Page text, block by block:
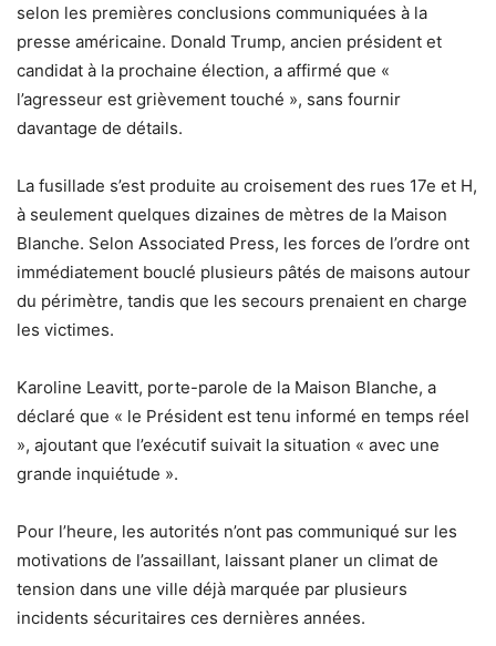
selon les premières conclusions communiquées à la
presse américaine. Donald Trump, ancien président et
candidat à la prochaine élection, a affirmé que «
l’agresseur est grièvement touché », sans fournir
davantage de détails.
La fusillade s’est produite au croisement des rues 17e et H,
à seulement quelques dizaines de mètres de la Maison
Blanche. Selon Associated Press, les forces de l’ordre ont
immédiatement bouclé plusieurs pâtés de maisons autour
du périmètre, tandis que les secours prenaient en charge
les victimes.
Karoline Leavitt, porte-parole de la Maison Blanche, a
déclaré que « le Président est tenu informé en temps réel
», ajoutant que l’exécutif suivait la situation « avec une
grande inquiétude ».
Pour l’heure, les autorités n’ont pas communiqué sur les
motivations de l’assaillant, laissant planer un climat de
tension dans une ville déjà marquée par plusieurs
incidents sécuritaires ces dernières années.